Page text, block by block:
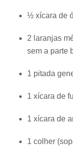
½ xícara de
2 laranjas
sem a parte
1 pitada
1 xícara de
1 xícara de
1 colher